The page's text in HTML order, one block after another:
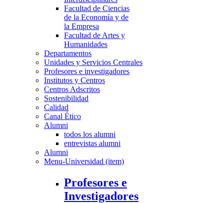
Facultad de Ciencias
de la Economía y de
la Empresa
Facultad de Artes y
Humanidades
Departamentos
Unidades y Servicios Centrales
Profesores e investigadores
Institutos y Centros
Centros Adscritos
Sostenibilidad
Calidad
Canal Ético
Alumni
todos los alumni
entrevistas alumni
Alumni
Menu-Universidad (item)
Profesores e
Investigadores